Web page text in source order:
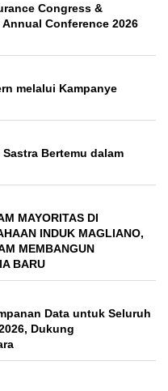
Congress &
Conference 2026
melalui Kampanye
Sastra Bertemu dalam
MAYORITAS DI
INDUK MAGLIANO,
MEMBANGUN
BARU
Data untuk Seluruh
Dukung